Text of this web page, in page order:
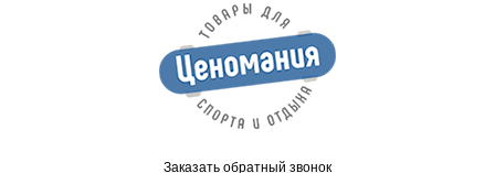
Заказать обратный звонок